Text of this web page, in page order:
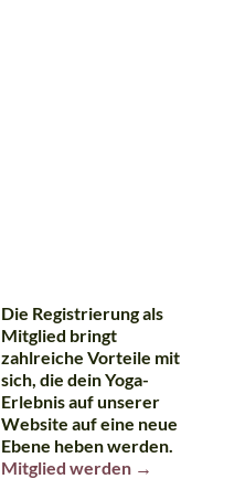
Die Registrierung als
Mitglied bringt
zahlreiche Vorteile mit
sich, die dein Yoga-
Erlebnis auf unserer
Website auf eine neue
Ebene heben werden.
Mitglied werden →